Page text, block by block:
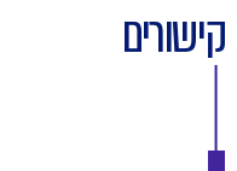
קישורים